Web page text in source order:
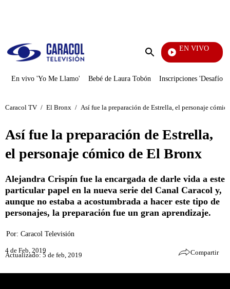
Enviar
EN VIVO
Televentas
En vivo 'Yo Me Llamo' Bebé de Laura Tobón Inscripciones 'Desafío'
Caracol TV / El Bronx / Así fue la preparación de Estrella, el personaje
Así fue la preparación de Estrella,
el personaje cómico de El Bronx
Alejandra Crispín fue la encargada de darle vida a este
particular papel en la nueva serie del Canal Caracol y,
aunque no estaba a acostumbrada a hacer este tipo de
personajes, la preparación fue un gran aprendizaje.
Por: Caracol Televisión
4 de Feb, 2019
Actualizado: 5 de feb, 2019 Compartir